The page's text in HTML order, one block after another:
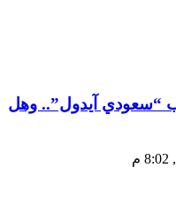
“سعودي آيدول”.. وهل